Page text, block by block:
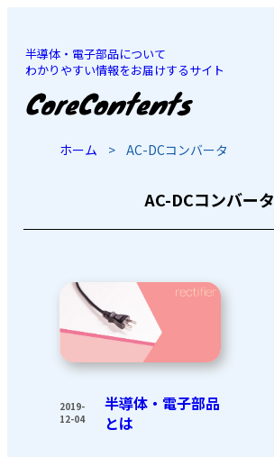
半導体・電子部品について
わかりやすい情報をお届けするサイト
JP
ホーム > AC-DCコンバータ
AC-DCコンバータ
2019-
12-04
半導体・電子部品
とは